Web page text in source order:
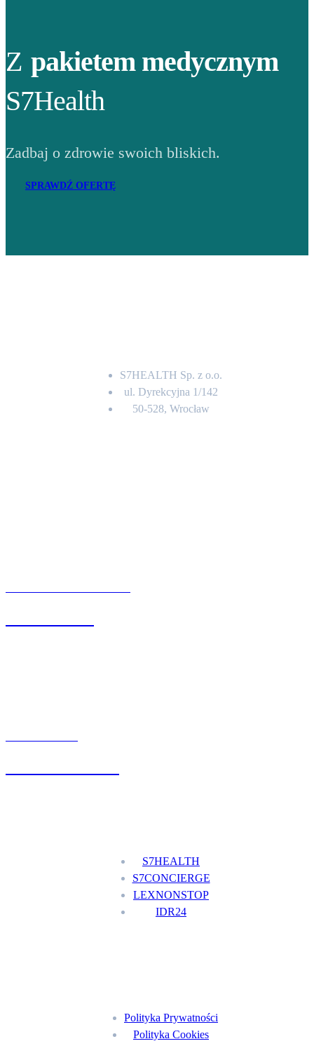
Z pakietem medycznym
S7Health
Zadbaj o zdrowie swoich bliskich.
SPRAWDŹ OFERTĘ
S7HEALTH Sp. z o.o.
ul. Dyrekcyjna 1/142
50-528, Wrocław
S7HEALTH
S7CONCIERGE
LEXNONSTOP
IDR24
Polityka Prywatności
Polityka Cookies